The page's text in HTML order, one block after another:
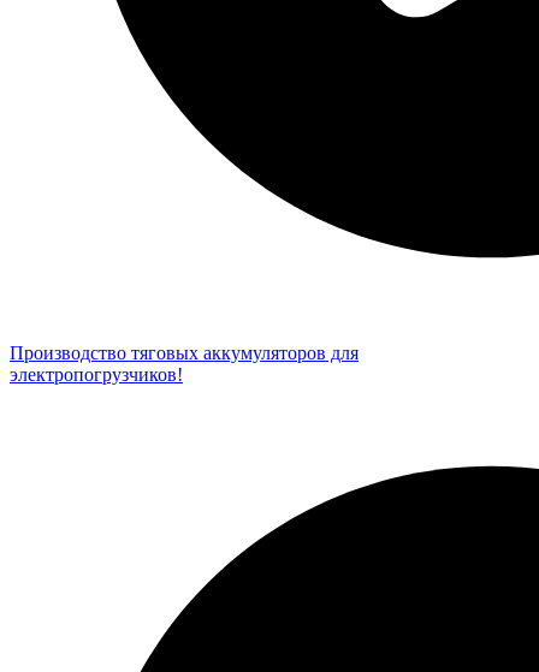
Производство тяговых аккумуляторов для
электропогрузчиков!